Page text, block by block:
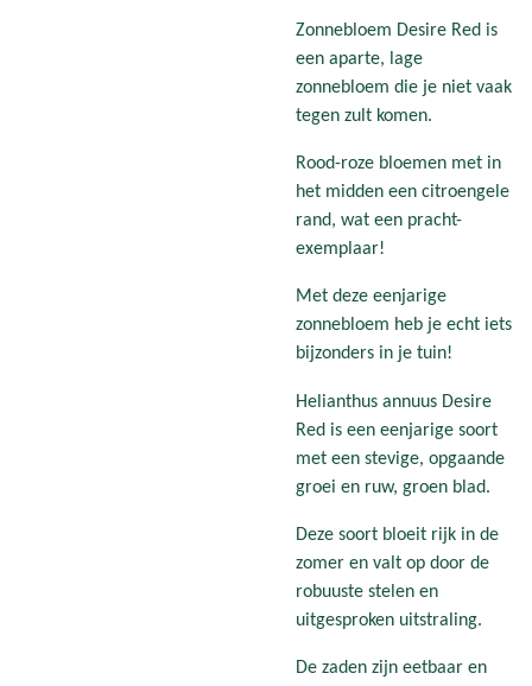
Zonnebloem Desire Red is
een aparte, lage
zonnebloem die je niet vaak
tegen zult komen.
Rood-roze bloemen met in
het midden een citroengele
rand, wat een pracht-
exemplaar!
Met deze eenjarige
zonnebloem heb je echt iets
bijzonders in je tuin!
Helianthus annuus Desire
Red is een eenjarige soort
met een stevige, opgaande
groei en ruw, groen blad.
Deze soort bloeit rijk in de
zomer en valt op door de
robuuste stelen en
uitgesproken uitstraling.
De zaden zijn eetbaar en